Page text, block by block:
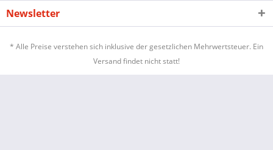
Newsletter
* Alle Preise verstehen sich inklusive der gesetzlichen Mehrwertsteuer. Ein
Versand findet nicht statt!